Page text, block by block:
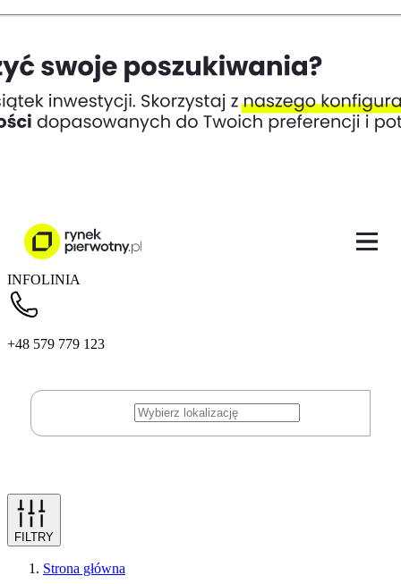
INFOLINIA
+48 579 779 123
FILTRY
Strona główna